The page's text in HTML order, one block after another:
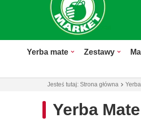
Yerba mate Zestawy
Jesteś tutaj: Strona główna
Yerba